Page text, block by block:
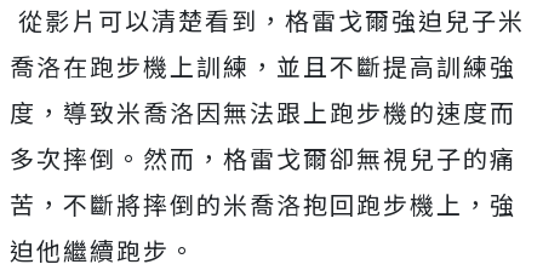
從影片可以清楚看到，格雷戈爾強迫兒子米
喬洛在跑步機上訓練，並且不斷提高訓練強
度，導致米喬洛因無法跟上跑步機的速度而
多次摔倒。然而，格雷戈爾卻無視兒子的痛
苦，不斷將摔倒的米喬洛抱回跑步機上，強
迫他繼續跑步。